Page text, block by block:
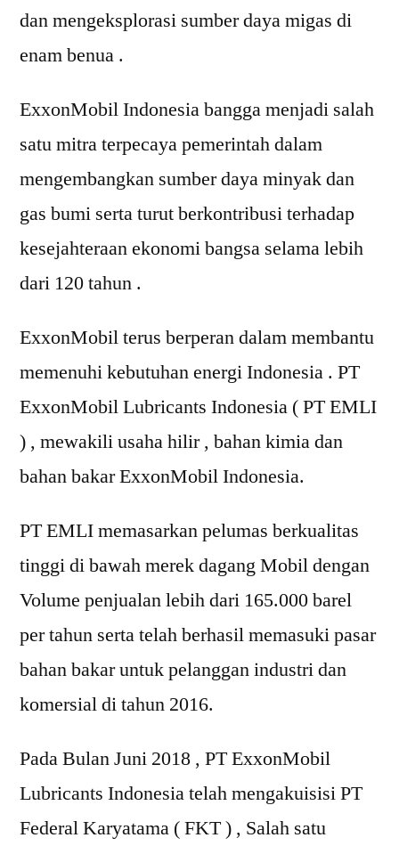
dan mengeksplorasi sumber daya migas di
enam benua .
ExxonMobil Indonesia bangga menjadi salah
satu mitra terpecaya pemerintah dalam
mengembangkan sumber daya minyak dan
gas bumi serta turut berkontribusi terhadap
kesejahteraan ekonomi bangsa selama lebih
dari 120 tahun .
ExxonMobil terus berperan dalam membantu
memenuhi kebutuhan energi Indonesia . PT
ExxonMobil Lubricants Indonesia ( PT EMLI
) , mewakili usaha hilir , bahan kimia dan
bahan bakar ExxonMobil Indonesia.
PT EMLI memasarkan pelumas berkualitas
tinggi di bawah merek dagang Mobil dengan
Volume penjualan lebih dari 165.000 barel
per tahun serta telah berhasil memasuki pasar
bahan bakar untuk pelanggan industri dan
komersial di tahun 2016.
Pada Bulan Juni 2018 , PT ExxonMobil
Lubricants Indonesia telah mengakuisisi PT
Federal Karyatama ( FKT ) , Salah satu